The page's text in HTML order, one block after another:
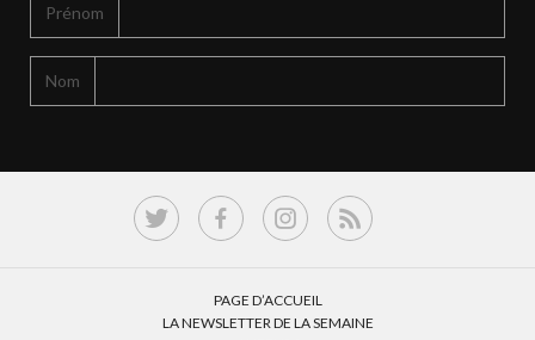
Prénom
Nom
PAGE D’ACCUEIL
LA NEWSLETTER DE LA SEMAINE